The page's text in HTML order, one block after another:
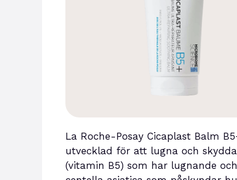
La Roche-Posay Cicaplast Balm
utvecklad för att lugna och
(vitamin B5) som har lugnande